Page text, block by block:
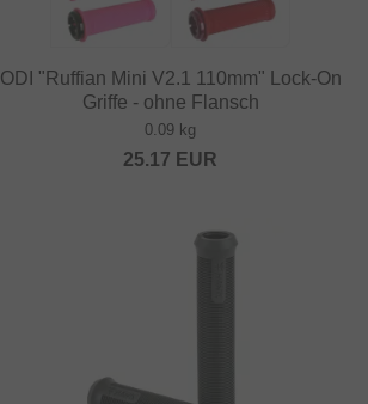
ODI "Ruffian Mini V2.1 110mm" Lock-On
Griffe - ohne Flansch
0.09 kg
25.17 EUR